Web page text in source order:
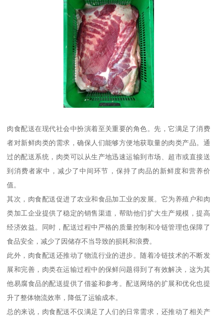
肉食配送在现代社会中扮演着至关重要的角色。先，它满足了消费
者对新鲜肉类的需求，确保人们能够方便地获取量的肉类产品。通
过的配送系统，肉类可以从生产地迅速运输到市场、超市或直接送
到消费者家中，减少了中间环节，保持了肉品的新鲜度和营养价
值。
其次，肉食配送促进了农业和食品加工业的发展。它为养殖户和肉
类加工企业提供了稳定的销售渠道，帮助他们扩大生产规模，提高
经济效益。同时，配送过程中严格的质量控制和冷链管理也保障了
食品安全，减少了因储存不当导致的损耗和浪费。
此外，肉食配送还推动了物流行业的进步。随着冷链技术的不断发
展和完善，肉类在运输过程中的保鲜问题得到了有效解决，这为其
他易腐食品的配送提供了借鉴和参考。配送网络的扩展和优化也提
升了整体物流效率，降低了运输成本。
总的来说，肉食配送不仅满足了人们的日常需求，还推动了相关产